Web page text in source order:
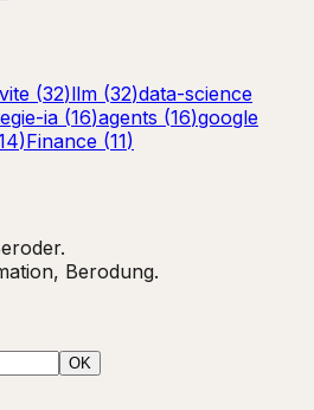
(32)llm (32)data-science
ia (16)agents (16)google
)Finance (11)
Berodung.
OK